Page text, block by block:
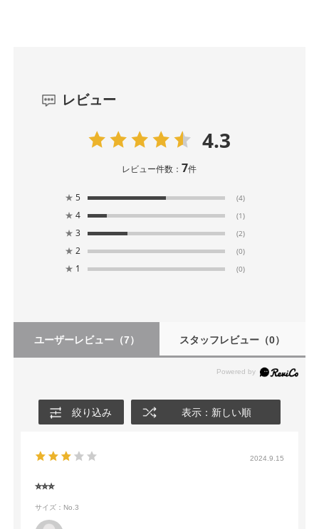
レビュー
4.3
レビュー件数：7件
★ 5 (4)
★ 4 (1)
★ 3 (2)
★ 2 (0)
★ 1 (0)
ユーザーレビュー（7） スタッフレビュー （0）
絞り込み 表示：新しい順
2024.9.15
⭐︎⭐︎⭐︎
サイズ：No.3